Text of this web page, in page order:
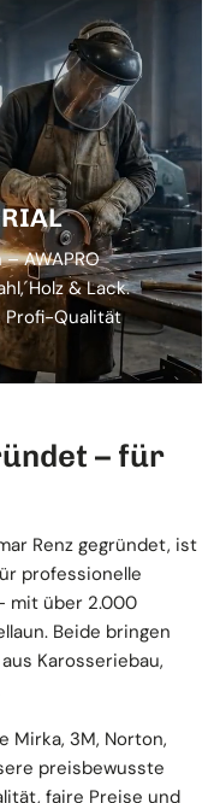
AWAPRO
Holz & Lack.
Profi-Qualität
– für
Renz gegründet, ist
professionelle
mit über 2.000
Beide bringen
Karosseriebau,
Mirka, 3M, Norton,
preisbewusste
faire Preise und